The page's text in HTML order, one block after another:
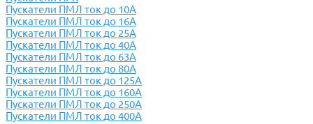
Пускатели ПМЛ ток до 10А
Пускатели ПМЛ ток до 16А
Пускатели ПМЛ ток до 25А
Пускатели ПМЛ ток до 40А
Пускатели ПМЛ ток до 63А
Пускатели ПМЛ ток до 80А
Пускатели ПМЛ ток до 125А
Пускатели ПМЛ ток до 160А
Пускатели ПМЛ ток до 250А
Пускатели ПМЛ ток до 400А